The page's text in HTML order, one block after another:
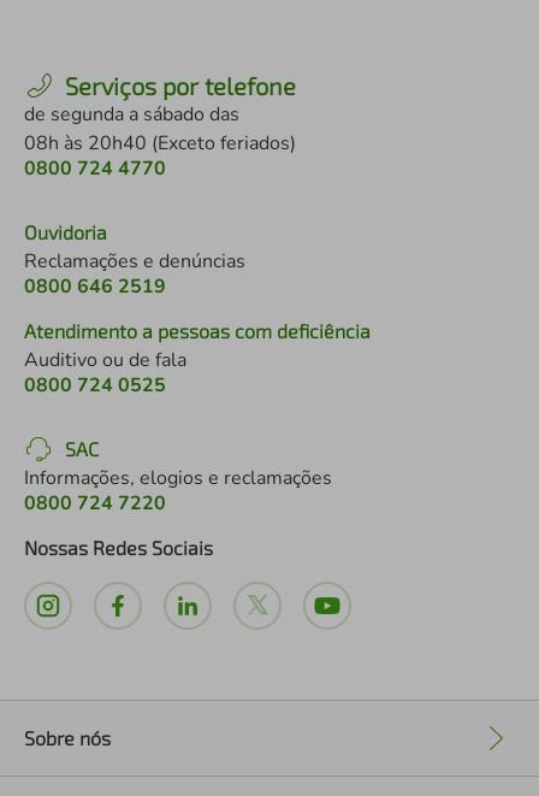
Serviços por telefone
de segunda a sábado das
08h às 20h40 (Exceto feriados)
0800 724 4770
Ouvidoria
Reclamações e denúncias
0800 646 2519
Atendimento a pessoas com deficiência
Auditivo ou de fala
0800 724 0525
SAC
Informações, elogios e reclamações
0800 724 7220
Nossas Redes Sociais
Sobre nós